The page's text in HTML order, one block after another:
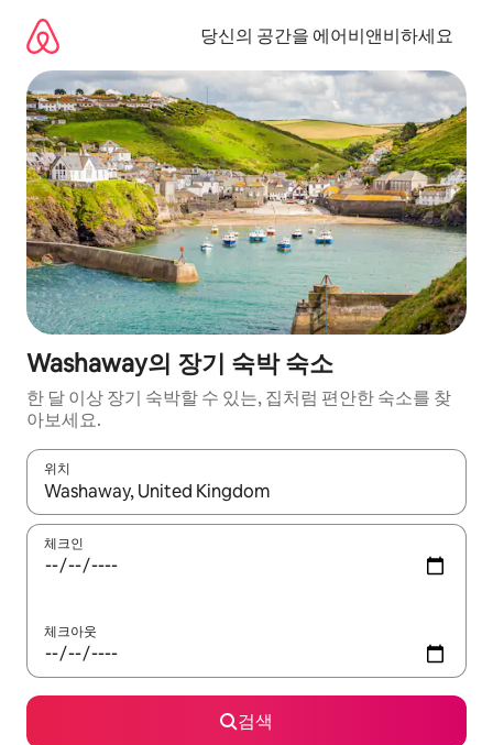
당신의 공간을 에어비앤비하세요
Washaway의 장기 숙박 숙소
한 달 이상 장기 숙박할 수 있는, 집처럼 편안한 숙소를 찾
아보세요.
위치
결과가 나오면 위·아래 화살표 키를 사용하거나 터치 또는 스와이
체크인
체크아웃
검색